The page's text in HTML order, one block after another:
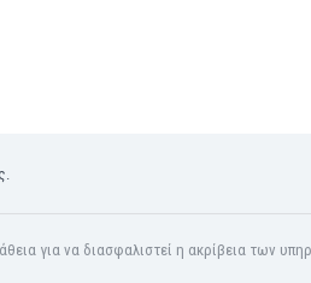
για να διασφαλιστεί η ακρίβεια των